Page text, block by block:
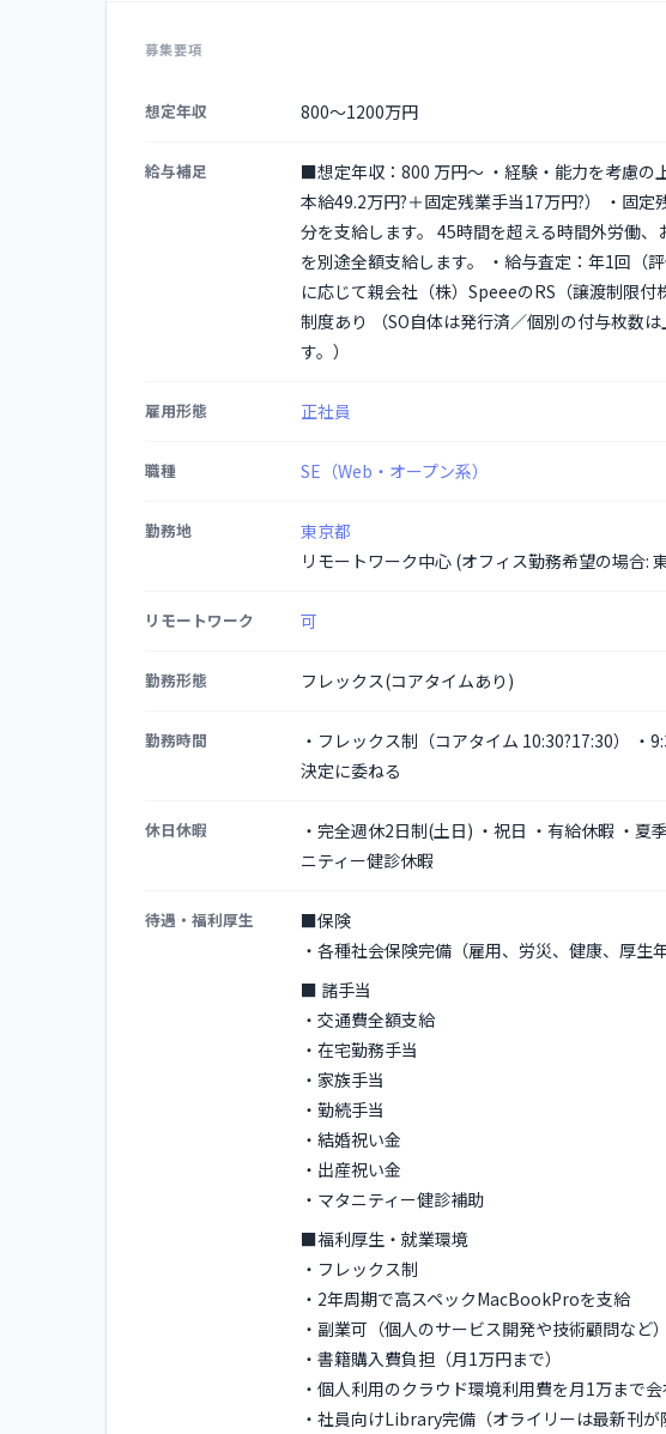
募集要項
集
項
想定年収 800〜1200万円
給与補足
■想定年収：800 万円～ ・経験・能力を考慮の
本給49.2万円?＋固定残業手当17万円?） ・固
分を支給します。 45時間を超える時間外労働
を別途全額支給します。 ・給与査定：年1回（
に応じて親会社（株）SpeeeのRS（譲渡制限
制度あり （SO自体は発行済／個別の付与枚数
す。）
雇用形態 正社員
職種 SE（Web・オープン系）
勤務地
東京都
リモートワーク中心 (オフィス勤務希望の場合:
リモートワーク 可
勤務形態 フレックス(コアタイムあり)
勤務時間
・フレックス制（コアタイム 10:30?17:30）
決定に委ねる
休日休暇
・完全週休2日制(土日) ・祝日 ・有給休暇 ・夏
ニティー健診休暇
待遇・福利厚生
■保険
・各種社会保険完備（雇用、労災、健康、厚生年
■ 諸手当
・交通費全額支給
・在宅勤務手当
・家族手当
・勤続手当
・結婚祝い金
・出産祝い金
・マタニティー健診補助
■福利厚生・就業環境
・フレックス制
・2年周期で高スペックMacBookProを支給
・副業可（個人のサービス開発や技術顧問など）
・書籍購入費負担（月1万円まで）
・個人利用のクラウド環境利用費を月1万まで
・社員向けLibrary完備（オライリーは最新刊が